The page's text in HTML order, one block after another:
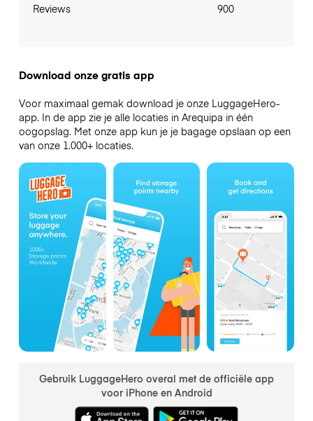
Reviews 900
Download onze gratis app
Voor maximaal gemak download je onze LuggageHero-
app. In de app zie je alle locaties in Arequipa in één
oogopslag. Met onze app kun je je bagage opslaan op een
van onze 1.000+ locaties.
Gebruik LuggageHero overal met de officiële app
voor iPhone en Android